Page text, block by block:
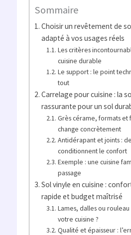
Sommaire
Choisir un revêtement de
adapté à vos usages réels
Les critères
cuisine durable
Le support : le point
tout
Carrelage pour cuisine : la
rassurante pour un sol
Grès cérame, formats et
change concrètement
Antidérapant et joints :
conditionnent le confort
Exemple : une cuisine
passage
Sol vinyle en cuisine :
rapide et budget maîtrisé
Lames, dalles ou
votre cuisine ?
Qualité et épaisseur :